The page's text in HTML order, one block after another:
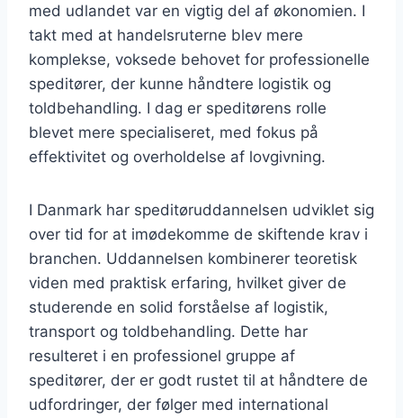
med udlandet var en vigtig del af økonomien. I
takt med at handelsruterne blev mere
komplekse, voksede behovet for professionelle
speditører, der kunne håndtere logistik og
toldbehandling. I dag er speditørens rolle
blevet mere specialiseret, med fokus på
effektivitet og overholdelse af lovgivning.
I Danmark har speditøruddannelsen udviklet sig
over tid for at imødekomme de skiftende krav i
branchen. Uddannelsen kombinerer teoretisk
viden med praktisk erfaring, hvilket giver de
studerende en solid forståelse af logistik,
transport og toldbehandling. Dette har
resulteret i en professionel gruppe af
speditører, der er godt rustet til at håndtere de
udfordringer, der følger med international